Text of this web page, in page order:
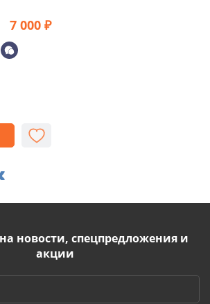
7 000 ₽
новости, спецпредложения и
акции